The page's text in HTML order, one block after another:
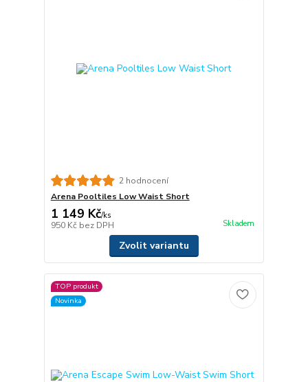
2 hodnocení
Arena Pooltiles Low Waist Short
1 149 Kč/ks
950 Kč bez DPH Skladem
Zvolit variantu
TOP produkt
Novinka